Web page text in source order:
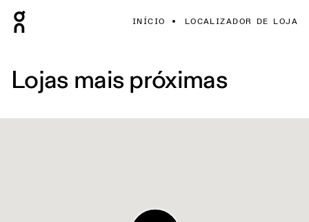
INÍCIO LOCALIZADOR DE LOJA
Lojas mais próximas